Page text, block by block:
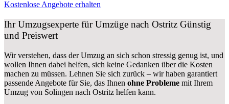
Kostenlose Angebote erhalten
Ihr Umzugsexperte für Umzüge nach Ostritz Günstig
und Preiswert
Wir verstehen, dass der Umzug an sich schon stressig genug ist, und
wollen Ihnen dabei helfen, sich keine Gedanken über die Kosten
machen zu müssen. Lehnen Sie sich zurück – wir haben garantiert
passende Angebote für Sie, das Ihnen ohne Probleme mit Ihrem
Umzug von Solingen nach Ostritz helfen kann.